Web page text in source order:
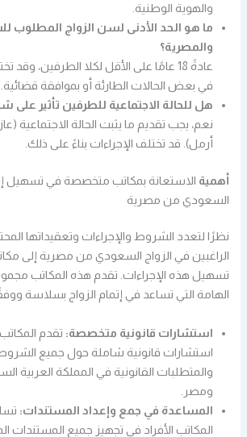
والهوية الوطنية.
ما هو الحد الأدنى لسن الزواج المطلوب
والمصرية؟
عادةً 18 عامًا على الأقل لكلا الطرفين، وقد
في بعض الحالات الطارئة أو بموافقة قضائية.
هل للحالة الاجتماعية للطرفين تأثير على
نعم، يجب تقديم ما يثبت الحالة الاجتماعية
أرمل). قد تختلف الإجراءات بناءً على ذلك.
أهمية الاستعانة بمكاتب متخصصة في تسهيل
السعودي من مصرية
نظرًا لتعدد الشروط والإجراءات وتعقيداتها
الراغبين في الزواج السعودي من مصرية إلى
تسهيل هذه الإجراءات. تقدم هذه المكاتب
الهامة التي تساعد في إتمام الزواج بسلاسة
استشارات قانونية متخصصة: تقدم
استشارات قانونية شاملة حول جميع الشروط
والمتطلبات القانونية في المملكة العربية
ومصر.
المساعدة في جمع وإعداد المستندات:
المكاتب الأفراد في تجهيز جميع المستندات